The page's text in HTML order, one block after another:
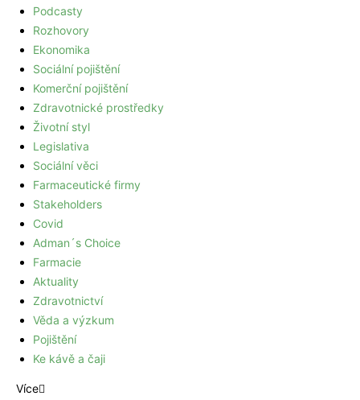
Podcasty
Rozhovory
Ekonomika
Sociální pojištění
Komerční pojištění
Zdravotnické prostředky
Životní styl
Legislativa
Sociální věci
Farmaceutické firmy
Stakeholders
Covid
Adman´s Choice
Farmacie
Aktuality
Zdravotnictví
Věda a výzkum
Pojištění
Ke kávě a čaji
Více